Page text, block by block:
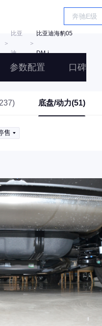
＞
比亚
迪
＞
比亚迪海豹05
DM-i
参数配置 口碑
底盘/动力(51)
售